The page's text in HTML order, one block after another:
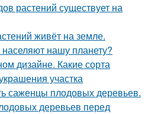
растений существует на
живёт на земле.
нашу планету?
дизайне. Какие сорта
участка
саженцы плодовых деревьев.
деревьев перед